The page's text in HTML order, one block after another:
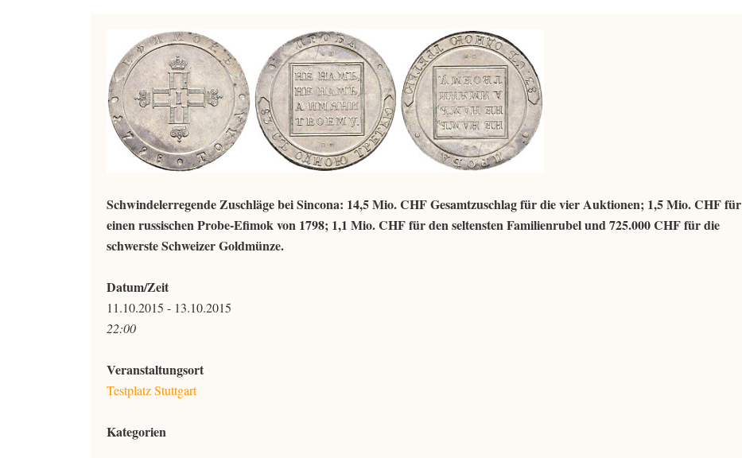
Schwindelerregende Zuschläge bei Sincona: 14,5 Mio. CHF Gesamtzuschlag für die vier Auktionen; 1,5 Mio. CHF für
einen russischen Probe-Efimok von 1798; 1,1 Mio. CHF für den seltensten Familienrubel und 725.000 CHF für die
schwerste Schweizer Goldmünze.
Datum/Zeit
11.10.2015 - 13.10.2015
22:00
Veranstaltungsort
Testplatz Stuttgart
Kategorien